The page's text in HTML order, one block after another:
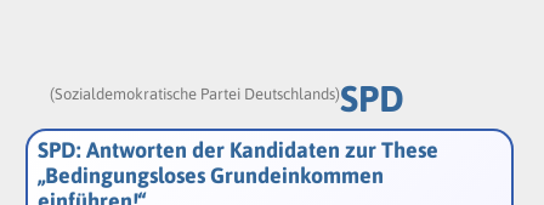
SPD
(Sozialdemokratische Partei Deutschlands)
SPD: Antworten der Kandidaten zur These
„Bedingungsloses Grundeinkommen